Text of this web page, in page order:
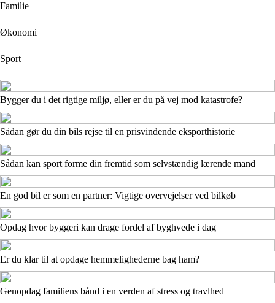
Familie
Økonomi
Sport
Bygger du i det rigtige miljø, eller er du på vej mod katastrofe?
Sådan gør du din bils rejse til en prisvindende eksporthistorie
Sådan kan sport forme din fremtid som selvstændig lærende mand
En god bil er som en partner: Vigtige overvejelser ved bilkøb
Opdag hvor byggeri kan drage fordel af byghvede i dag
Er du klar til at opdage hemmelighederne bag ham?
Genopdag familiens bånd i en verden af stress og travlhed